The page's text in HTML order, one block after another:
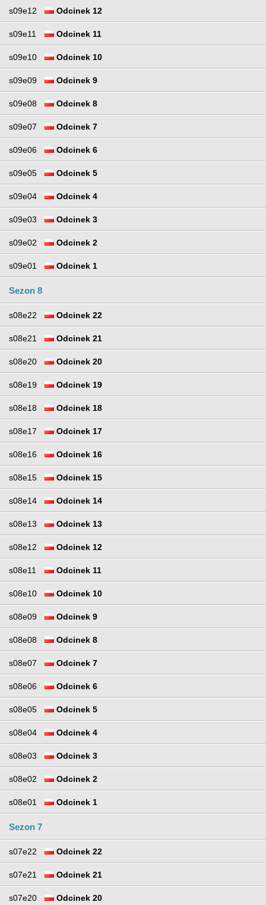
s09e12 Odcinek 12
s09e11 Odcinek 11
s09e10 Odcinek 10
s09e09 Odcinek 9
s09e08 Odcinek 8
s09e07 Odcinek 7
s09e06 Odcinek 6
s09e05 Odcinek 5
s09e04 Odcinek 4
s09e03 Odcinek 3
s09e02 Odcinek 2
s09e01 Odcinek 1
Sezon 8
s08e22 Odcinek 22
s08e21 Odcinek 21
s08e20 Odcinek 20
s08e19 Odcinek 19
s08e18 Odcinek 18
s08e17 Odcinek 17
s08e16 Odcinek 16
s08e15 Odcinek 15
s08e14 Odcinek 14
s08e13 Odcinek 13
s08e12 Odcinek 12
s08e11 Odcinek 11
s08e10 Odcinek 10
s08e09 Odcinek 9
s08e08 Odcinek 8
s08e07 Odcinek 7
s08e06 Odcinek 6
s08e05 Odcinek 5
s08e04 Odcinek 4
s08e03 Odcinek 3
s08e02 Odcinek 2
s08e01 Odcinek 1
Sezon 7
s07e22 Odcinek 22
s07e21 Odcinek 21
s07e20 Odcinek 20